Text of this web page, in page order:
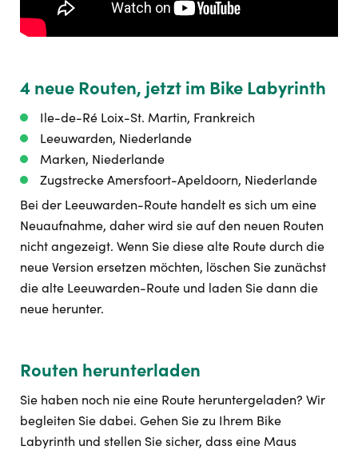
4 neue Routen, jetzt im Bike Labyrinth
Ile-de-Ré Loix-St. Martin, Frankreich
Leeuwarden, Niederlande
Marken, Niederlande
Zugstrecke Amersfoort-Apeldoorn, Niederlande
Bei der Leeuwarden-Route handelt es sich um eine
Neuaufnahme, daher wird sie auf den neuen Routen
nicht angezeigt. Wenn Sie diese alte Route durch die
neue Version ersetzen möchten, löschen Sie zunächst
die alte Leeuwarden-Route und laden Sie dann die
neue herunter.
Routen herunterladen
Sie haben noch nie eine Route heruntergeladen? Wir
begleiten Sie dabei. Gehen Sie zu Ihrem Bike
Labyrinth und stellen Sie sicher, dass eine Maus